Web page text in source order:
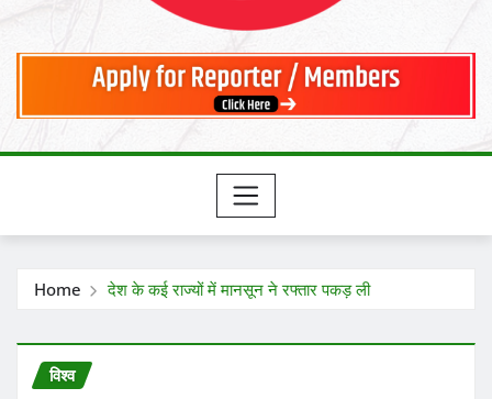
Home देश के कई राज्यों में मानसून ने रफ्तार पकड़ ली
विश्व